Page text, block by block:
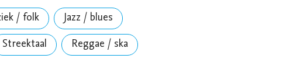
/ folk Jazz / blues
Streektaal Reggae / ska